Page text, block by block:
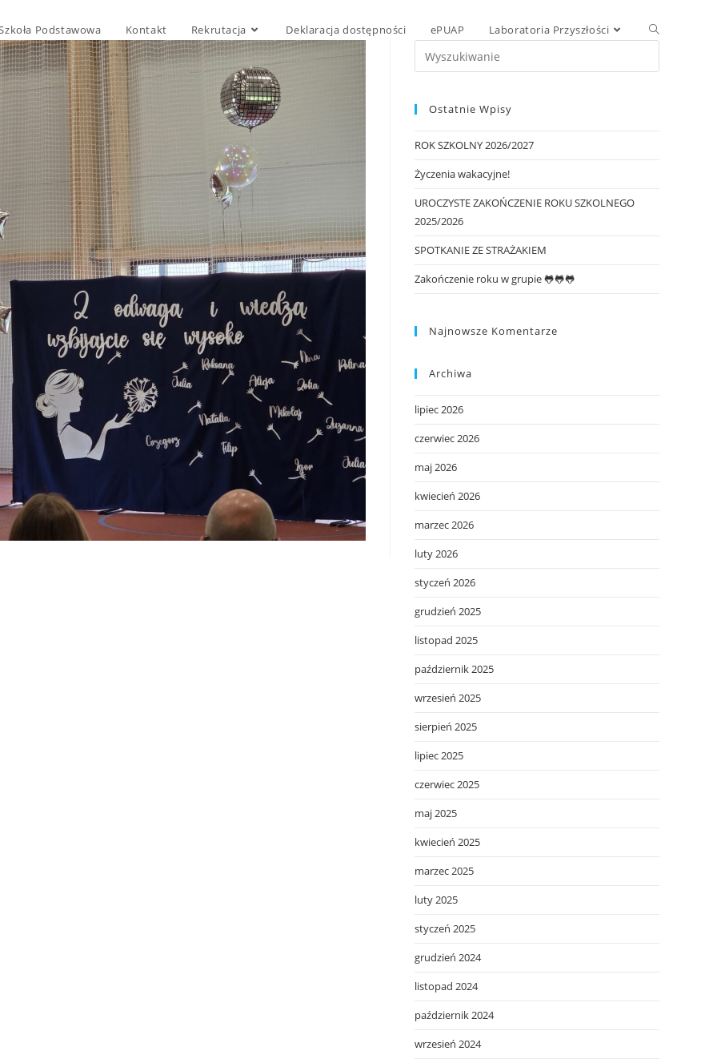
Podstawowa Kontakt Rekrutacja Deklaracja dostępności ePUAP Laboratoria Przyszłości
Ostatnie Wpisy
ROK SZKOLNY 2026/2027
Życzenia wakacyjne!
UROCZYSTE ZAKOŃCZENIE ROKU SZKOLNEGO
2025/2026
SPOTKANIE ZE STRAŻAKIEM
Zakończenie roku w grupie 🐸🐸🐸
Najnowsze Komentarze
Archiwa
lipiec 2026
czerwiec 2026
maj 2026
kwiecień 2026
marzec 2026
luty 2026
styczeń 2026
grudzień 2025
listopad 2025
październik 2025
wrzesień 2025
sierpień 2025
lipiec 2025
czerwiec 2025
maj 2025
kwiecień 2025
marzec 2025
luty 2025
styczeń 2025
grudzień 2024
listopad 2024
październik 2024
wrzesień 2024